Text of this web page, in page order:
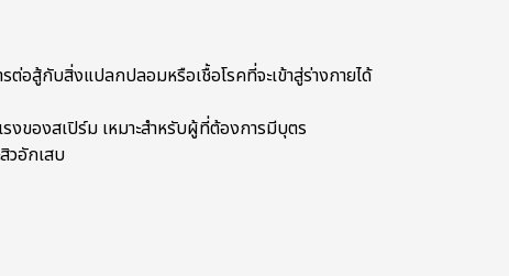
อสู้กับสิ่งแปลกปลอมหรือเชื้อโรคที่จะเข้าสู่ร่างกายได้
งของสเปิร์ม เหมาะสำหรับผู้ที่ต้องการมีบุตร
วอักเสบ